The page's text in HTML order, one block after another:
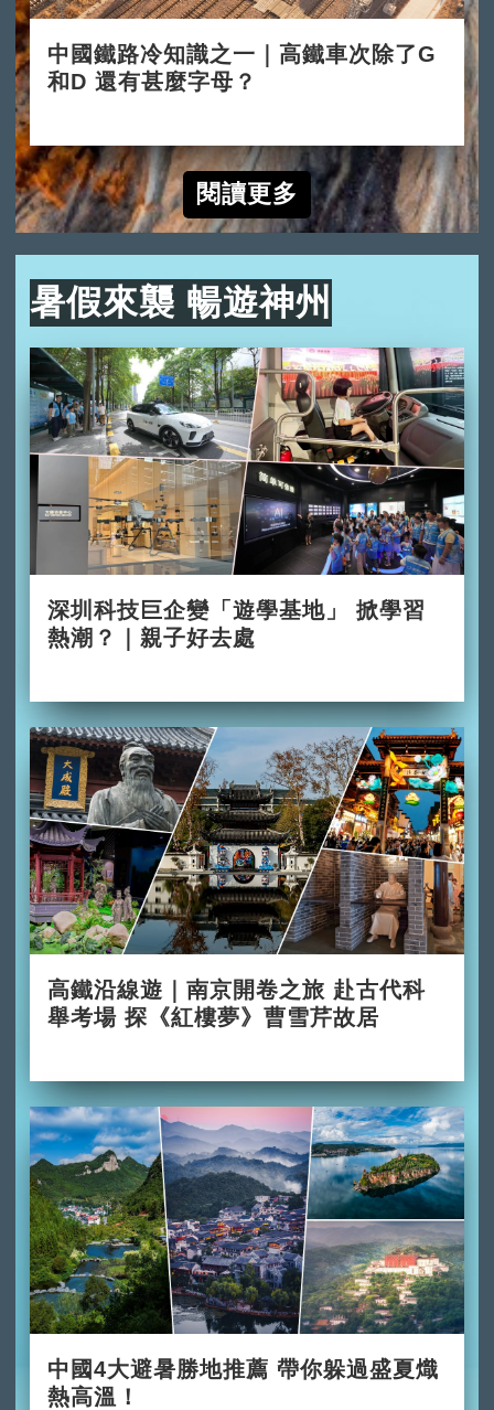
中國鐵路冷知識之一｜高鐵車次除了G
和D 還有甚麼字母？
閱讀更多
暑假來襲 暢遊神州
深圳科技巨企變「遊學基地」 掀學習
熱潮？｜親子好去處
高鐵沿線遊｜南京開卷之旅 赴古代科
舉考場 探《紅樓夢》曹雪芹故居
中國4大避暑勝地推薦 帶你躲過盛夏熾
熱高溫！